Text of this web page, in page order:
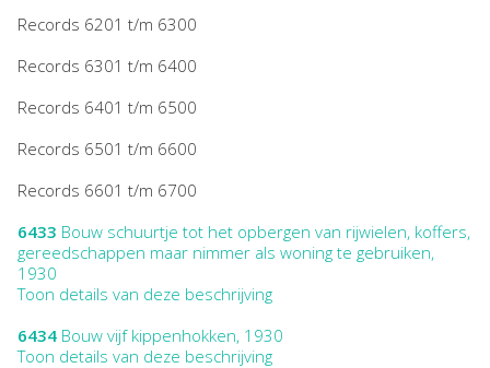
Records 6201 t/m 6300
Records 6301 t/m 6400
Records 6401 t/m 6500
Records 6501 t/m 6600
Records 6601 t/m 6700
6433 Bouw schuurtje tot het opbergen van rijwielen, koffers,
gereedschappen maar nimmer als woning te gebruiken,
1930
Toon details van deze beschrijving
6434 Bouw vijf kippenhokken, 1930
Toon details van deze beschrijving